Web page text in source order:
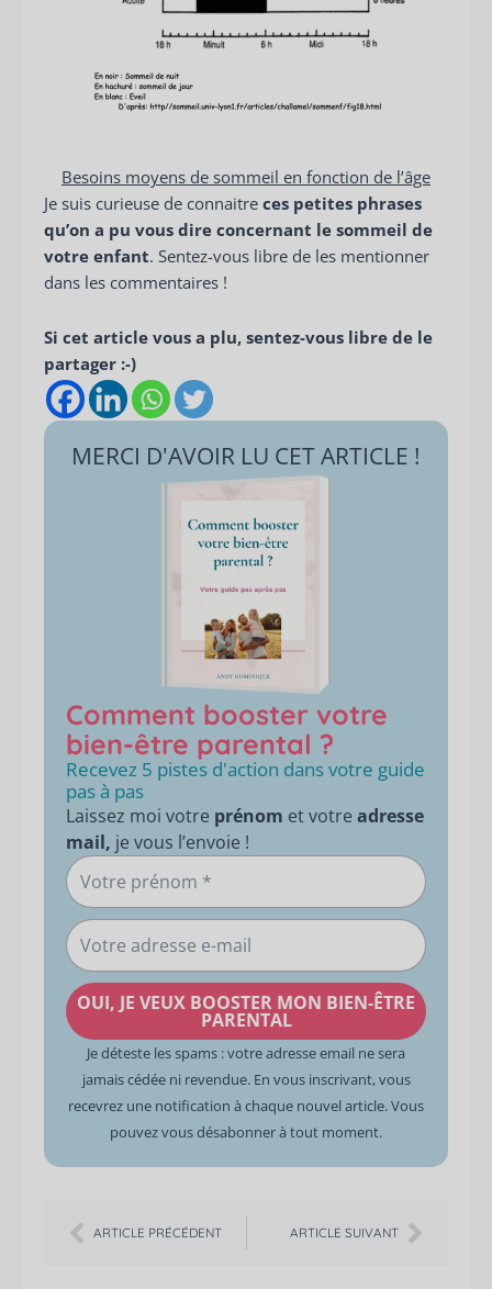
Besoins moyens de sommeil en fonction de l’âge
Je suis curieuse de connaitre ces petites phrases
qu’on a pu vous dire concernant le sommeil de
votre enfant. Sentez-vous libre de les mentionner
dans les commentaires !
Si cet article vous a plu, sentez-vous libre de le
partager :-)
MERCI D'AVOIR LU CET ARTICLE !
Comment booster votre
bien-être parental ?
Recevez 5 pistes d'action dans votre guide
pas à pas
Laissez moi votre prénom et votre adresse
mail, je vous l’envoie !
Votre
prénom
Votre
adresse
e-
mail
OUI, JE VEUX BOOSTER MON BIEN-ÊTRE
PARENTAL
Je déteste les spams : votre adresse email ne sera
jamais cédée ni revendue. En vous inscrivant, vous
recevrez une notification à chaque nouvel article. Vous
pouvez vous désabonner à tout moment.
ARTICLE PRÉCÉDENT ARTICLE SUIVANT